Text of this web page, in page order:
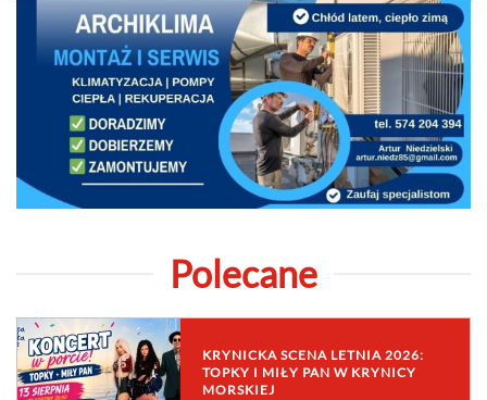
Polecane
KRYNICKA SCENA LETNIA 2026:
TOPKY I MIŁY PAN W KRYNICY
MORSKIEJ